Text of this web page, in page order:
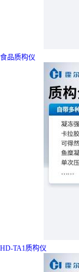
食品质构仪
HD-TA1质构仪